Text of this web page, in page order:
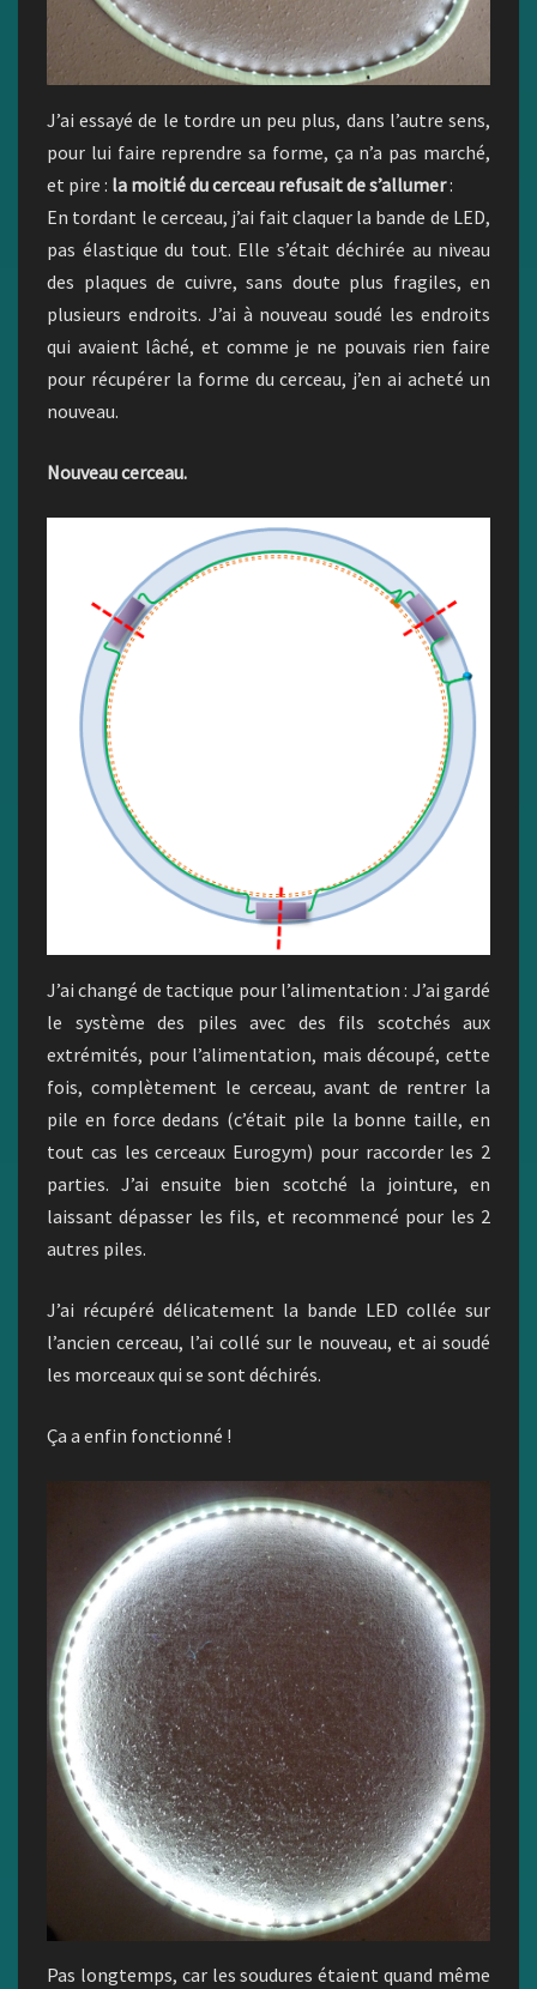
J’ai essayé de le tordre un peu plus, dans l’autre sens,
pour lui faire reprendre sa forme, ça n’a pas marché,
et pire : la moitié du cerceau refusait de s’allumer:
En tordant le cerceau, j’ai fait claquer la bande de LED,
pas élastique du tout. Elle s’était déchirée au niveau
des plaques de cuivre, sans doute plus fragiles, en
plusieurs endroits. J’ai à nouveau soudé les endroits
qui avaient lâché, et comme je ne pouvais rien faire
pour récupérer la forme du cerceau, j’en ai acheté un
nouveau.
Nouveau cerceau.
J’ai changé de tactique pour l’alimentation : J’ai gardé
le système des piles avec des fils scotchés aux
extrémités, pour l’alimentation, mais découpé, cette
fois, complètement le cerceau, avant de rentrer la
pile en force dedans (c’était pile la bonne taille, en
tout cas les cerceaux Eurogym) pour raccorder les 2
parties. J’ai ensuite bien scotché la jointure, en
laissant dépasser les fils, et recommencé pour les 2
autres piles.
J’ai récupéré délicatement la bande LED collée sur
l’ancien cerceau, l’ai collé sur le nouveau, et ai soudé
les morceaux qui se sont déchirés.
Ça a enfin fonctionné !
Pas longtemps, car les soudures étaient quand même